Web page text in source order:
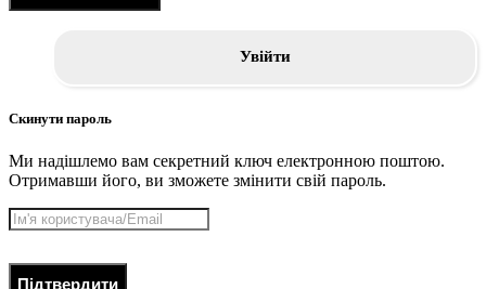
Увійти
Скинути пароль
Ми надішлемо вам секретний ключ електронною поштою.
Отримавши його, ви зможете змінити свій пароль.
Підтвердити